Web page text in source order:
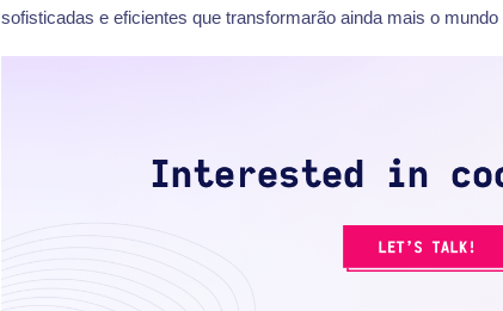
sofisticadas e eficientes que transformarão ainda mais o